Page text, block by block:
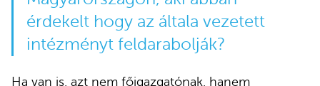
érdekelt hogy az általa vezetett
intézményt feldarabolják?
Ha van is, azt nem főigazgatónak, hanem